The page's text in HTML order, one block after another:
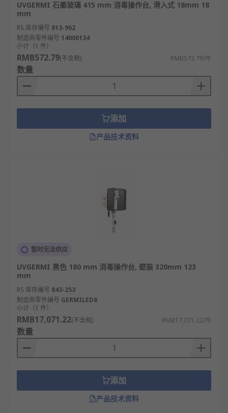
UVGERMI 石墨玻璃 415 mm 消毒操作台, 滑入式 18mm 18
mm
RS 库存编号 813-962
制造商零件编号 14000134
小计（1 件）
RMB572.79(不含税) RMB572.79/件
数量
添加
产品技术资料
暂时无法供应
UVGERMI 黑色 180 mm 消毒操作台, 壁装 320mm 123
mm
RS 库存编号 843-253
制造商零件编号 GERMILED8
小计（1 件）
RMB17,071.22(不含税) RMB17,071.22/件
数量
添加
产品技术资料